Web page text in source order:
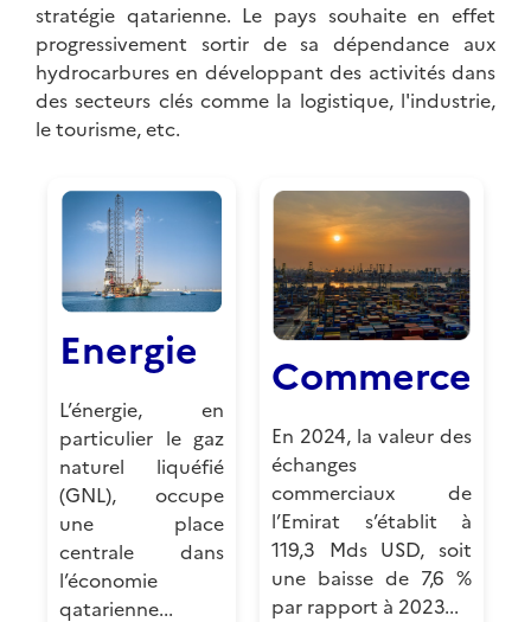
stratégie qatarienne. Le pays souhaite en effet
progressivement sortir de sa dépendance aux
hydrocarbures en développant des activités dans
des secteurs clés comme la logistique, l'industrie,
le tourisme, etc.
Energie
L’énergie, en
particulier le gaz
naturel liquéfié
(GNL), occupe
une place
centrale dans
l’économie
qatarienne...
Commerce
En 2024, la valeur des
échanges
commerciaux de
l’Emirat s’établit à
119,3 Mds USD, soit
une baisse de 7,6 %
par rapport à 2023...